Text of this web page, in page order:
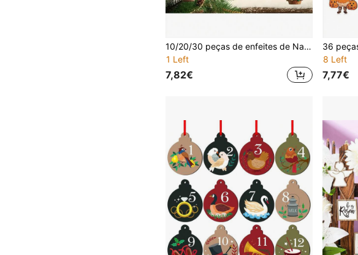
10/20/30 peças de enfeites de Natal de madeira feitos à mão em formato de paraquedas de Papai Noel, presentes de Natal, adequados para decorações de árvores de Natal, decorações para festas de Natal, decorações de feriados, decoração de casa, decoração de jardim, decoração de inverno, decoração temática, decoração de aniversário, decoração de casamento, decoração de aniversário e qualquer ocasião. Presenteie sua família, amigos, parceiros, colegas, filhos e alunos. Eles ficarão felizes e acolhidos ao receber os presentes!
1 Left
7,82€
8 Left
7,77€